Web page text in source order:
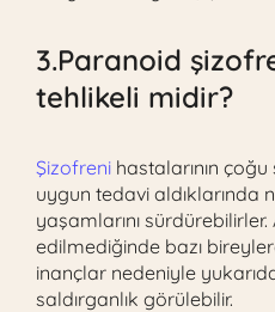
3.Paranoid
tehlikeli midir?
Şizofreni hastalarının
uygun tedavi aldıklarında
yaşamlarını
edilmediğinde bazı
inançlar nedeniyle
saldırganlık görülebilir.